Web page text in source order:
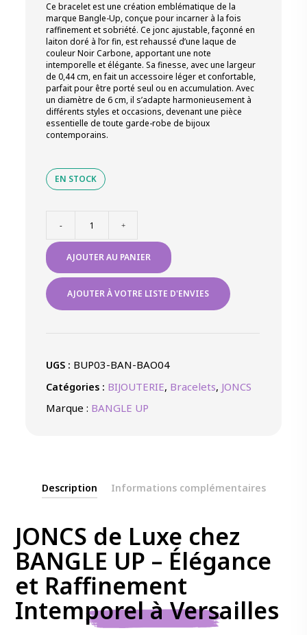
Ce bracelet est une création emblématique de la
marque Bangle-Up, conçue pour incarner à la fois
raffinement et sobriété. Ce jonc ajustable, façonné en
laiton doré à l’or fin, est rehaussé d’une laque de
couleur Noir Carbone, apportant une note
intemporelle et élégante. Sa finesse, avec une largeur
de 0,44 cm, en fait un accessoire léger et confortable,
parfait pour être porté seul ou en accumulation. Avec
un diamètre de 6 cm, il s’adapte harmonieusement à
différents styles et occasions, devenant une pièce
essentielle de toute garde-robe de bijoux
contemporains.
EN STOCK
JONC
OUVERT
LAITON
DORE
EMAIL
- +
AJOUTER AU PANIER
AJOUTER À VOTRE LISTE D'ENVIES
UGS : BUP03-BAN-BAO04
Catégories : BIJOUTERIE, Bracelets, JONCS
Marque : BANGLE UP
Description Informations complémentaires
JONCS de Luxe chez
BANGLE UP – Élégance
et Raffinement
Intemporel à Versailles